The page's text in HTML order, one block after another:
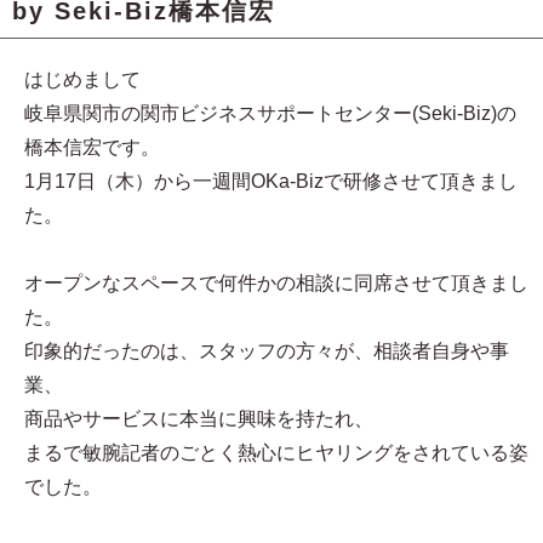
by Seki-Biz橋本信宏
はじめまして
岐阜県関市の関市ビジネスサポートセンター(Seki-Biz)の
橋本信宏です。
1月17日（木）から一週間OKa-Bizで研修させて頂きまし
た。
オープンなスペースで何件かの相談に同席させて頂きまし
た。
印象的だったのは、スタッフの方々が、相談者自身や事
業、
商品やサービスに本当に興味を持たれ、
まるで敏腕記者のごとく熱心にヒヤリングをされている姿
でした。